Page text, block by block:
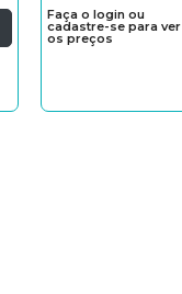
Faça o login ou
cadastre-se para ver
os preços